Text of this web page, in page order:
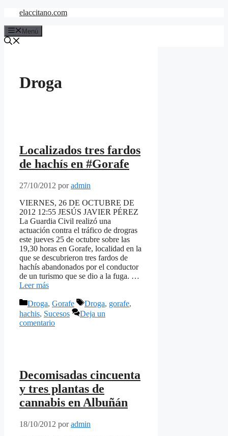
Saltar
contenido
elaccitano.com
Menú
Droga
Localizados tres fardos
de hachís en #Gorafe
27/10/2012 poradmin
VIERNES, 26 DE OCTUBRE DE
2012 12:55 JESÚS JAVIER PÉREZ
La Guardia Civil realizó una
actuación contra el tráfico de drogras
este jueves 25 de octubre sobre las
19,30 horas en Gorafe, localidad en la
que se descubrieron tres fardos de
hachís abandonados por el conductor
de un turismo que se dio a la fuga. …
Leer más
Categorías
Droga, Gorafe Etiquetas
Droga, gorafe,
hachis, Sucesos
Deja un
comentario
Decomisadas cincuenta
y tres plantas de
cannabis en Albuñán
18/10/2012 poradmin